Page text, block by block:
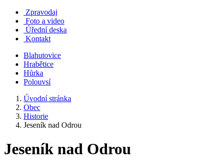
Zpravodaj
Foto a video
Úřední deska
Kontakt
Blahutovice
Hrabětice
Hůrka
Polouvsí
Úvodní stránka
Obec
Historie
Jeseník nad Odrou
Jeseník nad Odrou